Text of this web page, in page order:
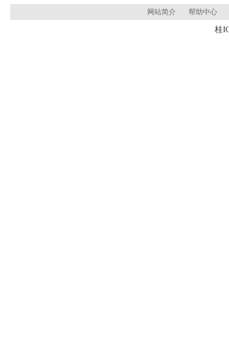
网站简介 帮助中心
桂